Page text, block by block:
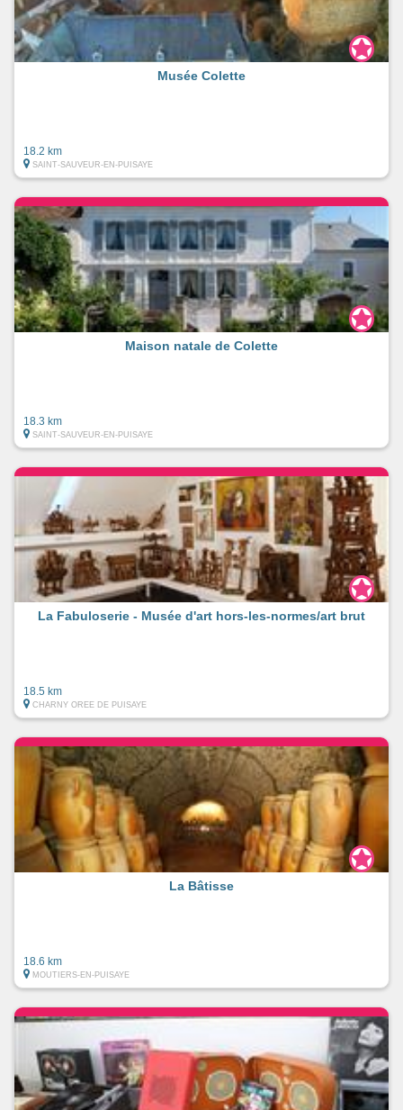
Musée Colette
18.2 km
SAINT-SAUVEUR-EN-PUISAYE
Maison natale de Colette
18.3 km
SAINT-SAUVEUR-EN-PUISAYE
La Fabuloserie - Musée d'art hors-les-normes/art brut
18.5 km
CHARNY OREE DE PUISAYE
La Bâtisse
18.6 km
MOUTIERS-EN-PUISAYE